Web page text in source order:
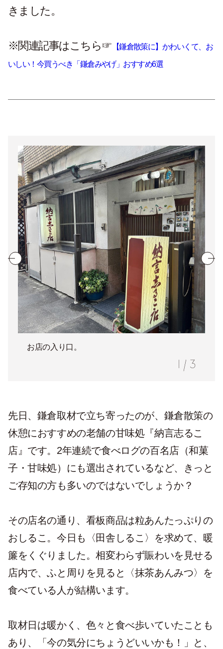
きました。
※関連記事はこちら☞ 【鎌倉散策に】かわいくて、お
いしい！今買うべき「鎌倉みやげ」おすすめ6選
お店の入り口。
1 / 3
先日、鎌倉取材で立ち寄ったのが、鎌倉散策の
休憩におすすめの老舗の甘味処『納言志るこ
店』です。2年連続で食べログの百名店（和菓
子・甘味処）にも選出されているなど、きっと
ご存知の方も多いのではないでしょうか？
その店名の通り、看板商品は粒あんたっぷりの
おしるこ。今日も〈田舎しるこ〉を求めて、暖
簾をくぐりました。相変わらず賑わいを見せる
店内で、ふと周りを見ると〈抹茶あんみつ〉を
食べている人が結構います。
取材日は暖かく、色々と食べ歩いていたことも
あり、「今の気分にちょうどいいかも！」と、